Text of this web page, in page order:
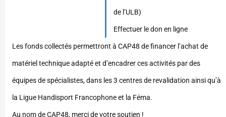
de l’ULB)
Effectuer le don en ligne
Les fonds collectés permettront à CAP48 de financer l’achat de
matériel technique adapté et d’encadrer ces activités par des
équipes de spécialistes, dans les 3 centres de revalidation ainsi qu’à
la Ligue Handisport Francophone et la Féma.
Au nom de CAP48, merci de votre soutien !